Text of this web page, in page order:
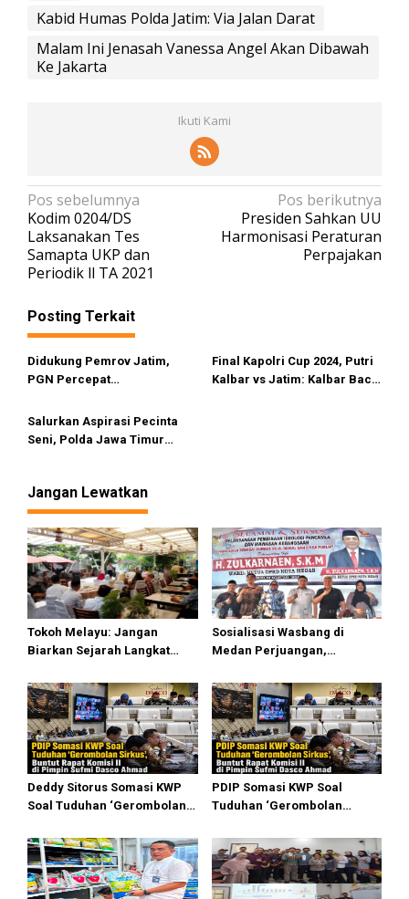
Kabid Humas Polda Jatim: Via Jalan Darat
Malam Ini Jenasah Vanessa Angel Akan Dibawah
Ke Jakarta
Ikuti Kami
N
a
v
i
g
a
s
i
o
Pos sebelumnya
Kodim 0204/DS
Laksanakan Tes
Samapta UKP dan
Periodik ll TA 2021
Pos berikutnya
Presiden Sahkan UU
Harmonisasi Peraturan
Perpajakan
Posting Terkait
Didukung Pemrov Jatim,
PGN Percepat
SR pada 2025-2026
Final Kapolri Cup 2024, Putri
Kalbar vs Jatim: Kalbar Back
Salurkan Aspirasi Pecinta
Seni, Polda Jawa Timur
Jangan Lewatkan
Tokoh Melayu: Jangan
Biarkan Sejarah Langkat
Sosialisasi Wasbang di
Medan Perjuangan,
Perjuangkan Ruang Bermain
Anak
Deddy Sitorus Somasi KWP
Soal Tuduhan ‘Gerombolan
II Dipimpin Sufmi Dasco
Ahmad
PDIP Somasi KWP Soal
Tuduhan ‘Gerombolan
II Dipimpin Sufmi Dasco
Ahmad